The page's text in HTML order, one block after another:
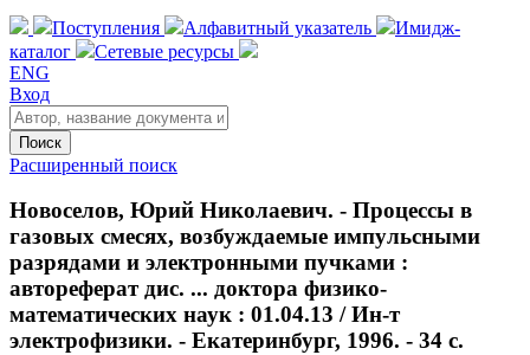
Поступления Алфавитный указатель
Имидж-
каталог
Сетевые ресурсы
ENG
Вход
Поиск
Расширенный поиск
Новоселов, Юрий Николаевич. - Процессы в
газовых смесях, возбуждаемые импульсными
разрядами и электронными пучками :
автореферат дис. ... доктора физико-
математических наук : 01.04.13 / Ин-т
электрофизики. - Екатеринбург, 1996. - 34 с.